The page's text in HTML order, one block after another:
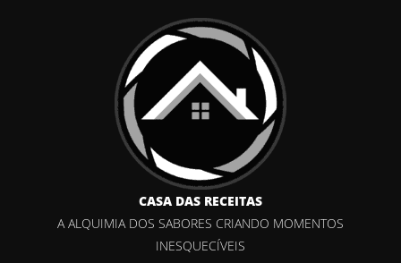
CASA DAS RECEITAS
A ALQUIMIA DOS SABORES CRIANDO MOMENTOS
INESQUECÍVEIS